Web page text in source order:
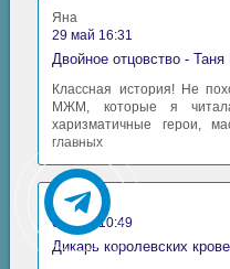
Яна
29 май 16:31
Двойное отцовство -
Классная история! Не
МЖМ, которые я
харизматичные герои,
главных
Аида
06 май 10:49